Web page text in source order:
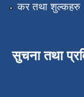
कर तथा शुल्कहरु
सुचना तथा